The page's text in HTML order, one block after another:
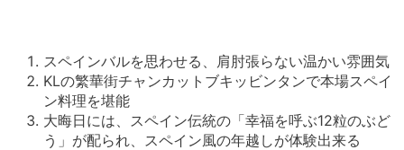
スペインバルを思わせる、肩肘張らない温かい雰囲気
KLの繁華街チャンカットブキッビンタンで本場スペイ
ン料理を堪能
大晦日には、スペイン伝統の「幸福を呼ぶ12粒のぶど
う」が配られ、スペイン風の年越しが体験出来る